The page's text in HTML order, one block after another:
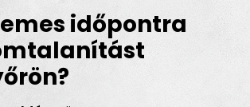
időpontra